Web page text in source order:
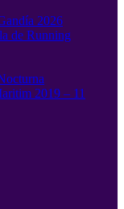
2026
de Running
2019 – 11